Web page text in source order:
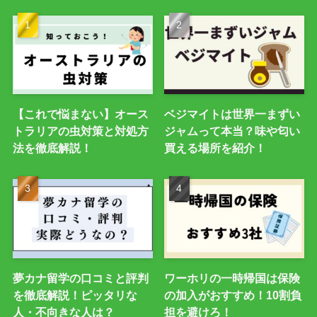
【これで悩まない】オース
トラリアの虫対策と対処方
法を徹底解説！
ベジマイトは世界一まずい
ジャムって本当？味や匂い
買える場所を紹介！
夢カナ留学の口コミと評判
を徹底解説！ピッタリな
人・不向きな人は？
ワーホリの一時帰国は保険
の加入がおすすめ！10割負
担を避けろ！